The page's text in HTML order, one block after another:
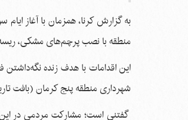
به گزارش کرنا، همزمان با آغاز
منطقه با نصب پرچم‌های مشکی،
این اقدامات با هدف زنده
شهرداری منطقه پنج کرمان (بافت
گفتنی است؛ مشارکت مردمی در این